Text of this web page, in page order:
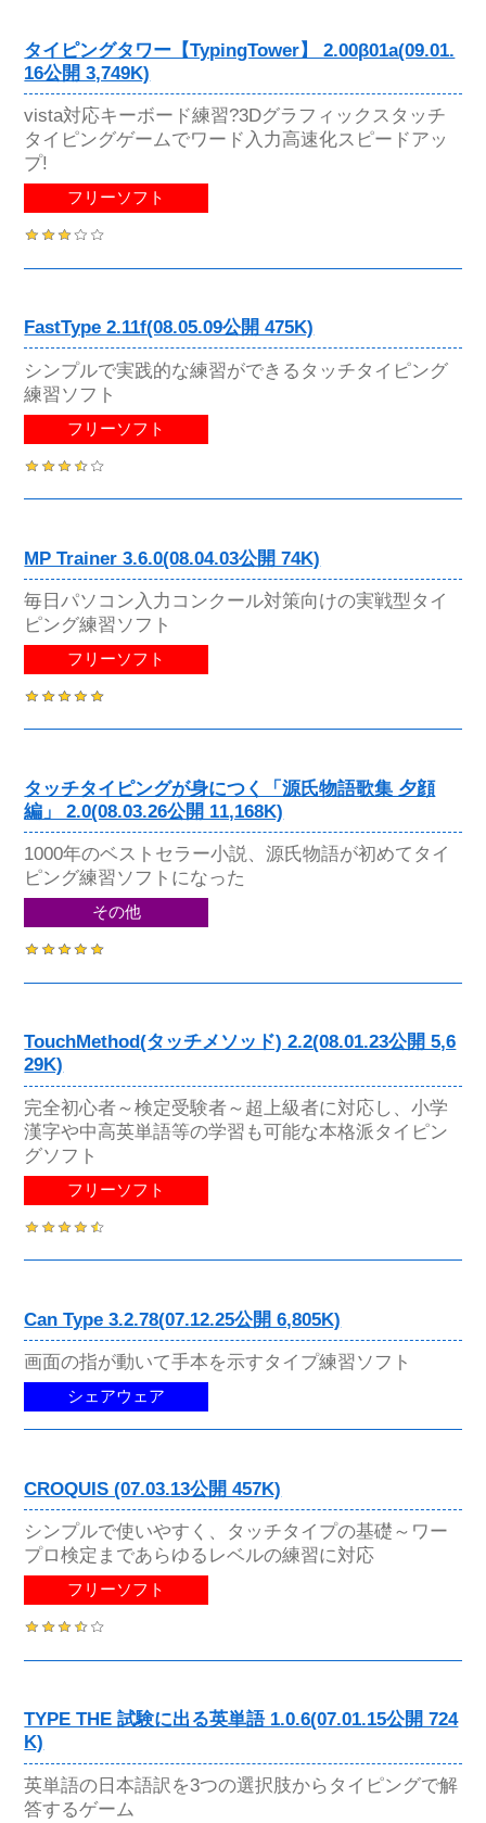
タイピングタワー【TypingTower】 2.00β01a(09.01.
16公開 3,749K)
vista対応キーボード練習?3Dグラフィックスタッチ
タイピングゲームでワード入力高速化スピードアッ
プ!
フリーソフト
FastType 2.11f(08.05.09公開 475K)
シンプルで実践的な練習ができるタッチタイピング
練習ソフト
フリーソフト
MP Trainer 3.6.0(08.04.03公開 74K)
毎日パソコン入力コンクール対策向けの実戦型タイ
ピング練習ソフト
フリーソフト
タッチタイピングが身につく「源氏物語歌集 夕顔
編」 2.0(08.03.26公開 11,168K)
1000年のベストセラー小説、源氏物語が初めてタイ
ピング練習ソフトになった
その他
TouchMethod(タッチメソッド) 2.2(08.01.23公開 5,6
29K)
完全初心者～検定受験者～超上級者に対応し、小学
漢字や中高英単語等の学習も可能な本格派タイピン
グソフト
フリーソフト
Can Type 3.2.78(07.12.25公開 6,805K)
画面の指が動いて手本を示すタイプ練習ソフト
シェアウェア
CROQUIS (07.03.13公開 457K)
シンプルで使いやすく、タッチタイプの基礎～ワー
プロ検定まであらゆるレベルの練習に対応
フリーソフト
TYPE THE 試験に出る英単語 1.0.6(07.01.15公開 724
K)
英単語の日本語訳を3つの選択肢からタイピングで解
答するゲーム